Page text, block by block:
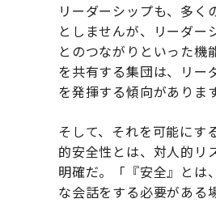
リーダーシップも、多
としませんが、リーダ
とのつながりといった
を共有する集団は、リー
を発揮する傾向がありま
そして、それを可能にす
的安全性とは、対人的リ
明確だ。「『安全』とは
な会話をする必要がある